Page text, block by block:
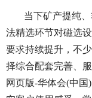
当下矿产提纯
法精选环节对磁选
要求持续提升，不
择综合配套完善、
网页版-华体会(中